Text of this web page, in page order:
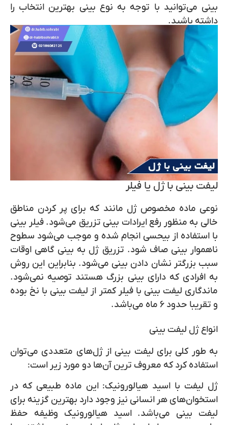
بینی می‌توانید با توجه به نوع بینی بهترین انتخاب را
داشته باشید.
لیفت بینی با ژل یا فیلر
نوعی ماده مخصوص ژل مانند که برای پر کردن مناطق
خالی به منظور رفع ایرادات بینی تزریق می‌شود. فیلر بینی
با استفاده از بیحسی انجام شده و موجب می‌شود سطوح
ناهموار بینی صاف شود. تزریق ژل به بینی گاهی اوقات
سبب بزرگتر نشان دادن بینی می‌شود. بنابراین این روش
به افرادی که دارای بینی بزرگ هستند توصیه نمی‌شود.
ماندگاری لیفت بینی با فیلر کمتر از لیفت بینی با نخ بوده
و تقریبا حدود ۶ ماه می‌باشد.
انواع ژل لیفت بینی
به طور کلی برای لیفت بینی از ژل‌های متعددی می‌توان
استفاده کرد که معروف ترین آن‌ها دو مورد زیر است:
ژل لیفت با اسید هیالورونیک: این ماده طبیعی که در
استخوان‌های هر انسانی نیز وجود دارد بهترین گزینه برای
لیفت بینی می‌باشد. اسید هیالورونیک وظیفه حفظ